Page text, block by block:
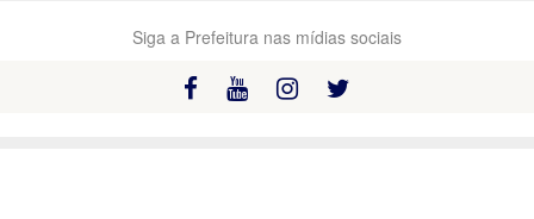
Siga a Prefeitura nas mídias sociais